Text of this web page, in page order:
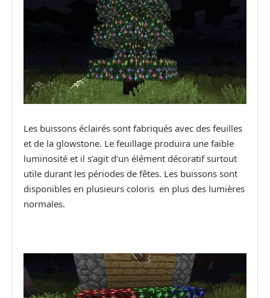
Les buissons éclairés sont fabriqués avec des feuilles
et de la glowstone. Le feuillage produira une faible
luminosité et il s’agit d’un élément décoratif surtout
utile durant les périodes de fêtes. Les buissons sont
disponibles en plusieurs coloris en plus des lumières
normales.